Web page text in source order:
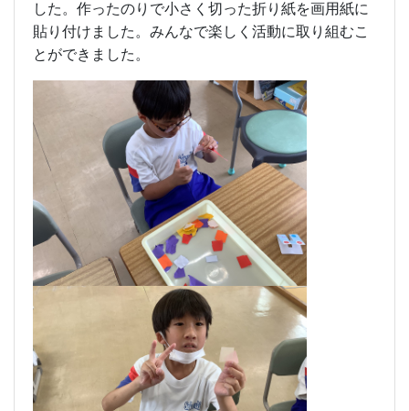
した。作ったのりで小さく切った折り紙を画用紙に
貼り付けました。みんなで楽しく活動に取り組むこ
とができました。